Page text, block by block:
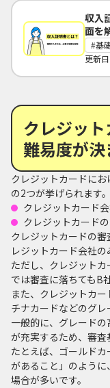
収入
面を
基
更新
クレジッ
難易度が
クレジットカードに
の2つが挙げられます。
クレジットカード
クレジットカード
クレジットカードの
レジットカード会社
ただし、クレジット
では審査に落ちてもB
また、クレジットカ
チナカードなどのグレ
一般的に、グレード
が充実するため、審査
たとえば、ゴールド
があること」のよう
場合が多いです。